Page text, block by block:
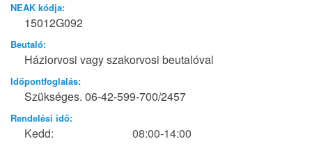
NEAK kódja:
15012G092
Beutaló:
Háziorvosi vagy szakorvosi beutalóval
Időpontfoglalás:
Szükséges. 06-42-599-700/2457
Rendelési idő:
Kedd: 08:00-14:00